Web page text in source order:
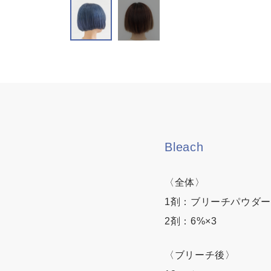
Bleach
〈全体〉
1剤：ブリーチパウダー
2剤：6%×3
〈ブリーチ後〉